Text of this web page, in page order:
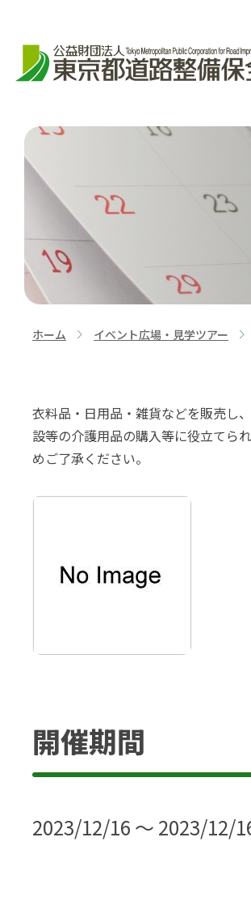
ホーム
イベント広場・見学ツアー
衣料品・日用品・雑貨などを販売し
設等の介護用品の購入等に役立てら
めご了承ください。
開催期間
2023/12/16 ～ 2023/12/